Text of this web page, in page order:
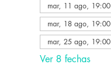
mar, 11 ago, 19:00
mar, 18 ago, 19:00
mar, 25 ago, 19:00
Ver 8 fechas